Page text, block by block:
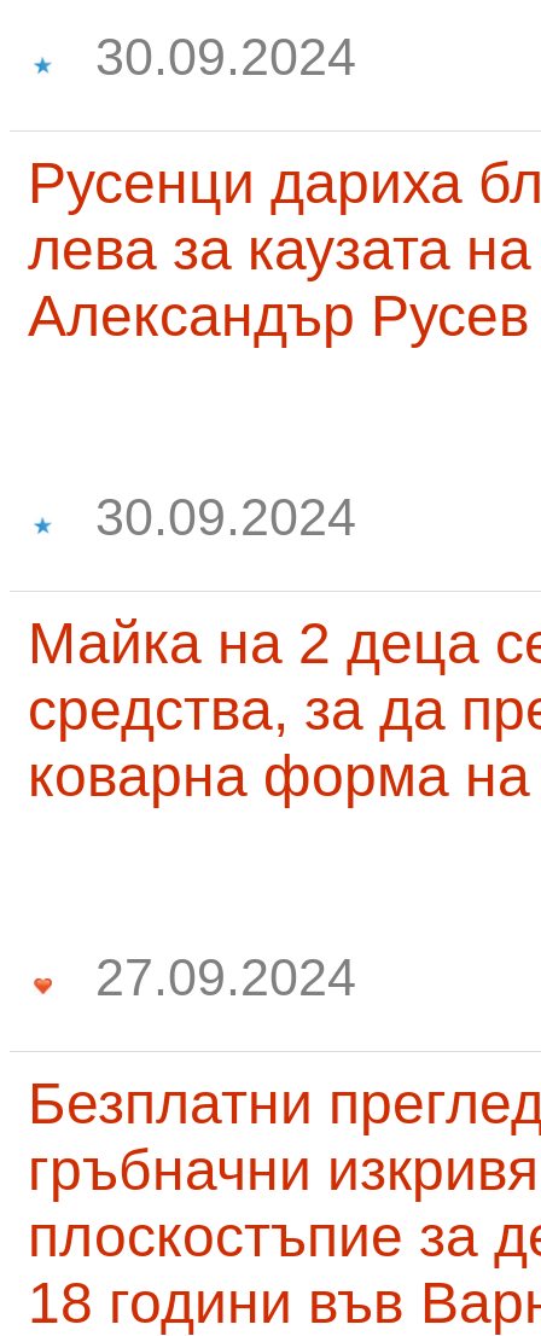
30.09.2024
Русенци дариха
лева за каузата
Александър Русев
30.09.2024
Майка на 2 деца
средства, за да
коварна форма на
27.09.2024
Безплатни
гръбначни
плоскостъпие за
18 години във